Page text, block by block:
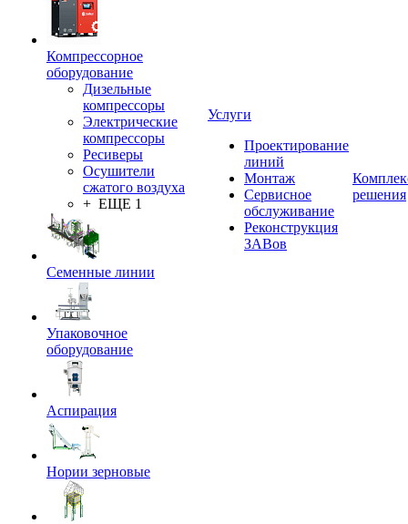
Компрессорное
оборудование
Дизельные
компрессоры
Электрические
компрессоры
Ресиверы
Осушители
сжатого воздуха
+ ЕЩЕ 1
Семенные линии
Упаковочное
оборудование
Аспирация
Нории зерновые
Услуги
Проектирование
линий
Монтаж
Сервисное
обслуживание
Реконструкция
ЗАВов
решения